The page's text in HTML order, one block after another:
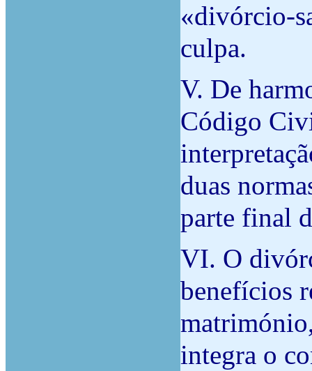
«divórcio-
culpa.
V. De
Código
duas
parte final
VI. O
benefícios
integra o